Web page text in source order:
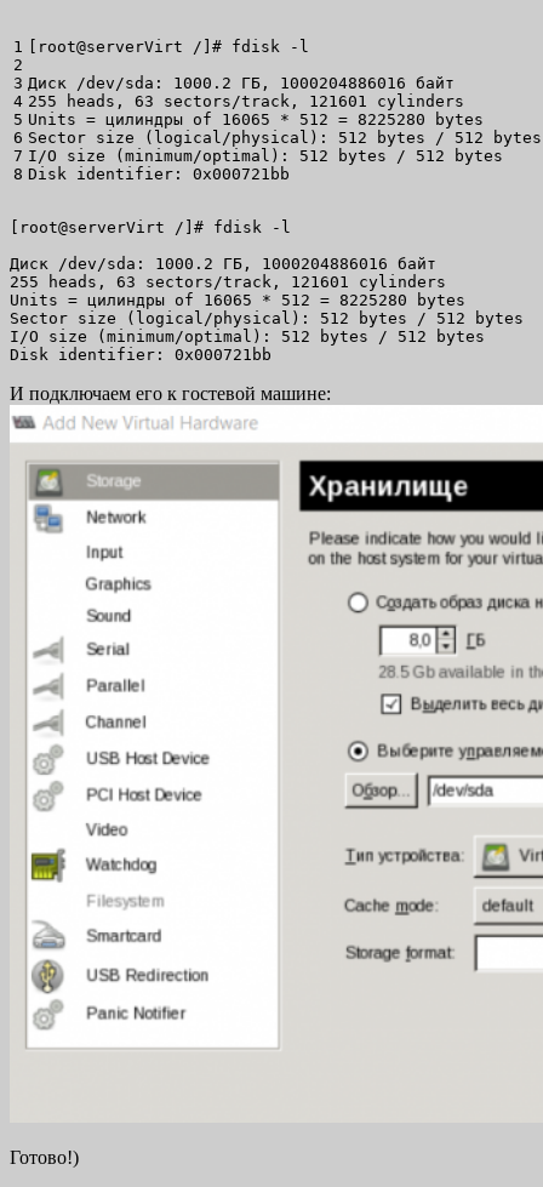
1
2
3
4
5
6
7
root@serverVirt / # fdisk -l
Диск /dev/sda: 1000.2 ГБ, 1000204886016
255 heads, 63 sectors/track, 121601 cylinders
Units = цилиндры of 16065 * 512 = 8225280 bytes
Sector size ( logical/physical ) : 512 bytes / 512 bytes
I/O size ( minimum/optimal ) : 512 bytes / 512 bytes
Disk identifier: 0x000721bb
[root@serverVirt /]# fdisk -l
Диск /dev/sda: 1000.2 ГБ, 1000204886016 байт
255 heads, 63 sectors/track, 121601 cylinders
Units = цилиндры of 16065 * 512 = 8225280 bytes
Sector size (logical/physical): 512 bytes / 512 bytes
I/O size (minimum/optimal): 512 bytes / 512 bytes
Disk identifier: 0x000721bb
И подключаем его к гостевой машине:
Готово!)